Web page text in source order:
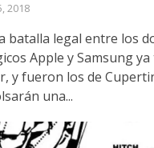
2018
batalla legal entre los
Apple y Samsung ya
y fueron los de
una...